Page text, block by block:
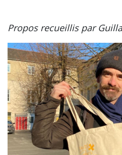
Propos recueillis par